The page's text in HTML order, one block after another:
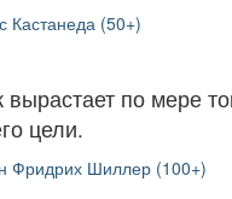
Кастанеда (50+)
вырастает по мере
цели.
Фридрих Шиллер (100+)